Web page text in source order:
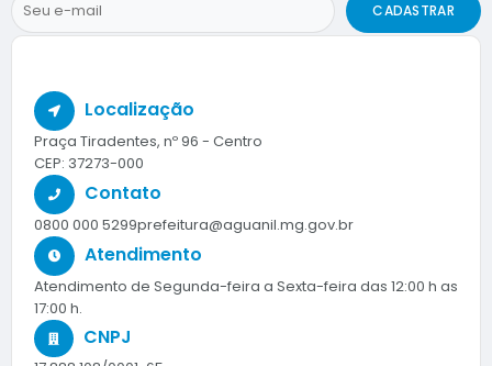
Localização
Praça Tiradentes, nº 96 - Centro
CEP: 37273-000
Contato
0800 000 5299prefeitura@aguanil.mg.gov.br
Atendimento
Atendimento de Segunda-feira a Sexta-feira das 12:00 h as
17:00 h.
CNPJ
CADASTRAR